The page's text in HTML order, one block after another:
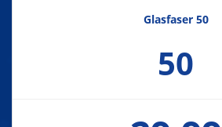
Glasfaser 50
50